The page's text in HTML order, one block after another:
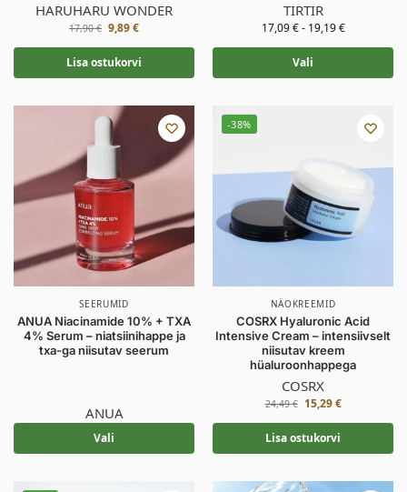
HARUHARU WONDER
17,90€ 9,89€
Lisa ostukorvi
TIRTIR
17,09€ - 19,19€
Vali
SEERUMID
ANUA Niacinamide 10% + TXA
4% Serum – niatsiinihappe ja
txa-ga niisutav seerum
ANUA
Vali
-38%
NÄOKREEMID
COSRX Hyaluronic Acid
Intensive Cream – intensiivselt
niisutav kreem
hüaluroonhappega
COSRX
24,49€ 15,29€
Lisa ostukorvi